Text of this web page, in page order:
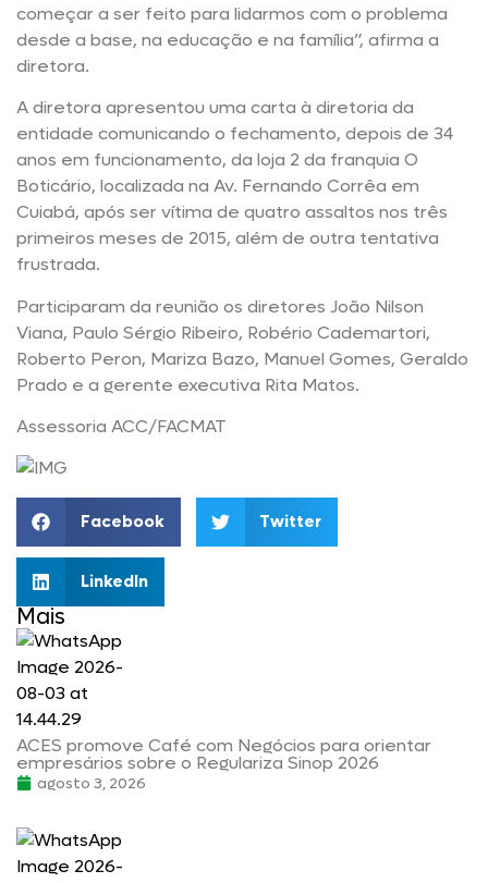
começar a ser feito para lidarmos com o problema
desde a base, na educação e na família”, afirma a
diretora.
A diretora apresentou uma carta à diretoria da
entidade comunicando o fechamento, depois de 34
anos em funcionamento, da loja 2 da franquia O
Boticário, localizada na Av. Fernando Corrêa em
Cuiabá, após ser vítima de quatro assaltos nos três
primeiros meses de 2015, além de outra tentativa
frustrada.
Participaram da reunião os diretores João Nilson
Viana, Paulo Sérgio Ribeiro, Robério Cademartori,
Roberto Peron, Mariza Bazo, Manuel Gomes, Geraldo
Prado e a gerente executiva Rita Matos.
Assessoria ACC/FACMAT
Facebook Twitter
LinkedIn
Mais
ACES promove Café com Negócios para orientar
empresários sobre o Regulariza Sinop 2026
agosto 3, 2026